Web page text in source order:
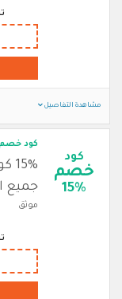
مشاهدة التفاصيل
كود
خصم
15%
كود
جميع
موثق